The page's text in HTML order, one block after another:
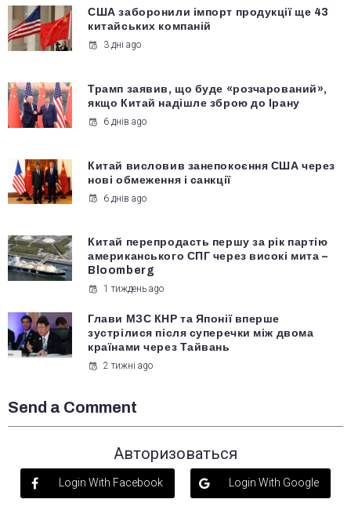
США заборонили імпорт продукції ще 43
китайських компаній
3 дні ago
Трамп заявив, що буде «розчарований»,
якщо Китай надішле зброю до Ірану
6 днів ago
Китай висловив занепокоєння США через
нові обмеження і санкції
6 днів ago
Китай перепродасть першу за рік партію
американського СПГ через високі мита –
Bloomberg
1 тиждень ago
Глави МЗС КНР та Японії вперше
зустрілися після суперечки між двома
країнами через Тайвань
2 тижні ago
Send a Comment
Авторизоваться
Login With Facebook Login With Google